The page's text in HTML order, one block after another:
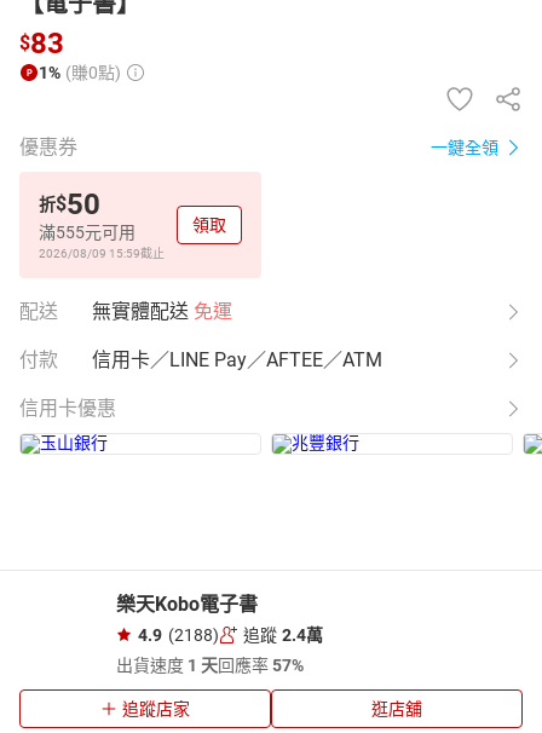
$83
1% (賺0點)
優惠券 一鍵全領
折$50
滿555元可用
2026/08/09 15:59截止
領取
配送 無實體配送 免運
付款 信用卡／LINE Pay／AFTEE／ATM
信用卡優惠
樂天Kobo電子書
4.9 (2188) 追蹤 2.4萬
出貨速度 1 天回應率57%
追蹤店家 逛店舖